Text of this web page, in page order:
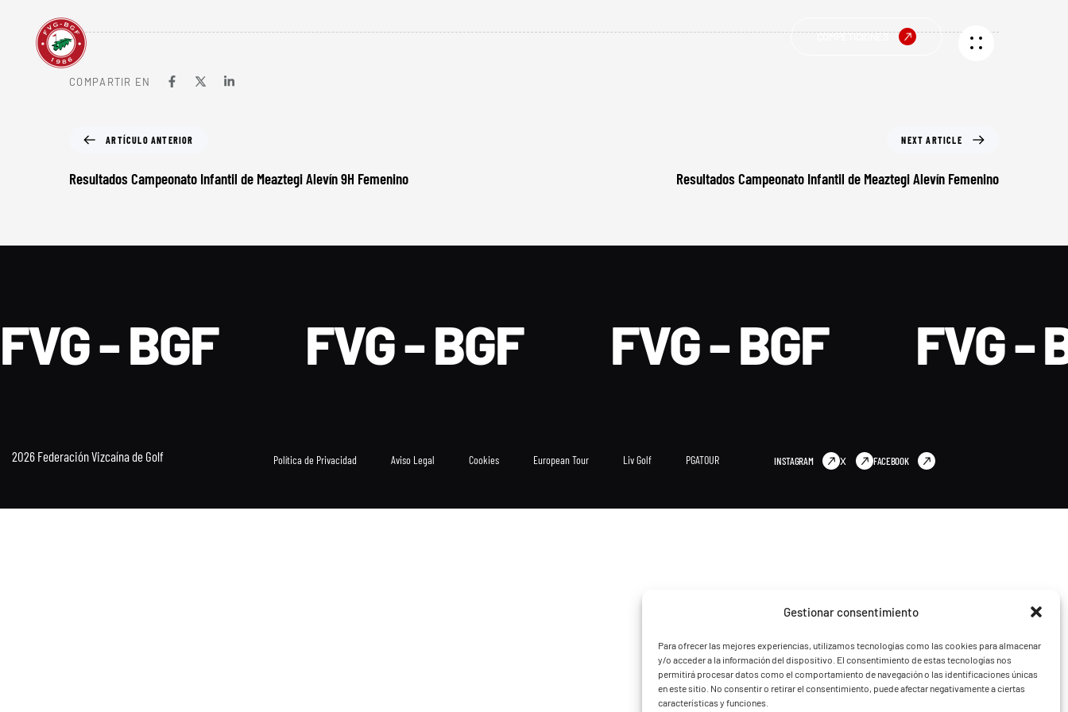
Gestionar consentimiento
Para ofrecer las mejores experiencias, utilizamos tecnologías como las cookies para almacenar
y/o acceder a la información del dispositivo. El consentimiento de estas tecnologías nos
permitirá procesar datos como el comportamiento de navegación o las identificaciones únicas
en este sitio. No consentir o retirar el consentimiento, puede afectar negativamente a ciertas
características y funciones.
COMPETICIONES
COMPARTIR EN
ARTÍCULO ANTERIOR
Resultados Campeonato Infantil de Meaztegi Alevín 9H Femenino
NEXT ARTICLE
Resultados Campeonato Infantil de Meaztegi Alevín Femenino
FVG - BGF FVG - BGF FVG - BGF FVG -
2026 Federación Vizcaína de Golf Política de Privacidad Aviso Legal Cookies European Tour Liv Golf PGATOUR INSTAGRAM X FACEBOOK